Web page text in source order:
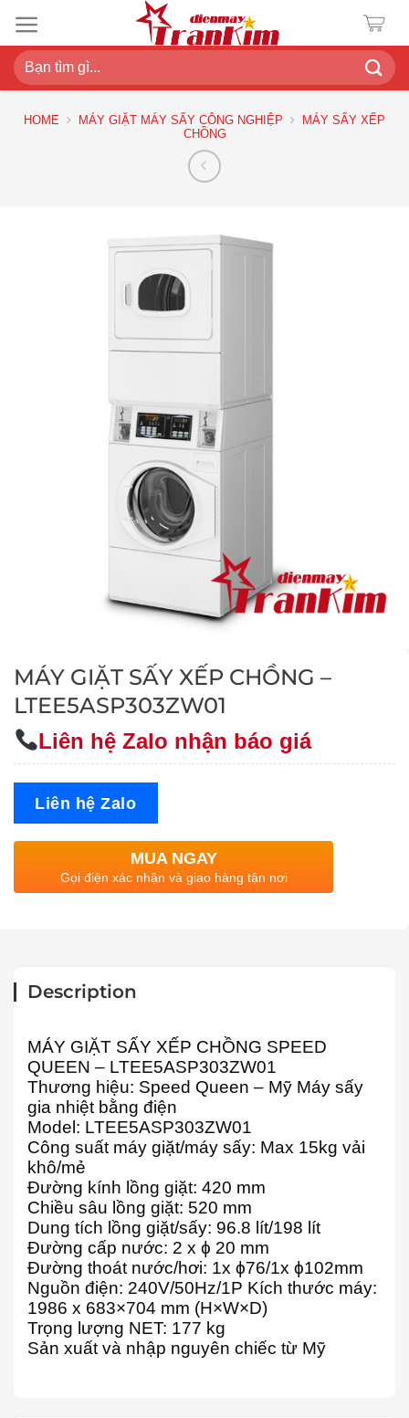
đến
nội
dung
Search
for:
HOME MÁY GIẶT MÁY SẤY CÔNG NGHIỆP
MÁY SẤY XẾP
CHỒNG
MÁY GIẶT SẤY XẾP CHỒNG –
LTEE5ASP303ZW01
Liên hệ Zalo nhận báo giá
Liên hệ Zalo
MUA NGAY
Gọi điện xác nhận và giao hàng tận nơi
Description
MÁY GIẶT SẤY XẾP CHỒNG SPEED
QUEEN – LTEE5ASP303ZW01
Thương hiệu: Speed Queen – Mỹ Máy sấy
gia nhiệt bằng điện
Model: LTEE5ASP303ZW01
Công suất máy giặt/máy sấy: Max 15kg vải
khô/mẻ
Đường kính lồng giặt: 420 mm
Chiều sâu lồng giặt: 520 mm
Dung tích lồng giặt/sấy: 96.8 lít/198 lít
Đường cấp nước: 2 x ϕ 20 mm
Đường thoát nước/hơi: 1x ϕ76/1x ϕ102mm
Nguồn điện: 240V/50Hz/1P Kích thước máy:
1986 x 683×704 mm (H×W×D)
Trọng lượng NET: 177 kg
Sản xuất và nhập nguyên chiếc từ Mỹ